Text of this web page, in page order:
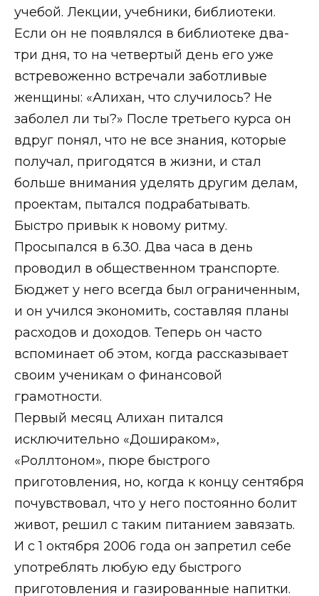
учебой. Лекции, учебники, библиотеки.
Если он не появлялся в библиотеке два-
три дня, то на четвертый день его уже
встревоженно встречали заботливые
женщины: «Алихан, что случилось? Не
заболел ли ты?» После третьего курса он
вдруг понял, что не все знания, которые
получал, пригодятся в жизни, и стал
больше внимания уделять другим делам,
проектам, пытался подрабатывать.
Быстро привык к новому ритму.
Просыпался в 6.30. Два часа в день
проводил в общественном транспорте.
Бюджет у него всегда был ограниченным,
и он учился экономить, составляя планы
расходов и доходов. Теперь он часто
вспоминает об этом, когда рассказывает
своим ученикам о финансовой
грамотности.
Первый месяц Алихан питался
исключительно «Дошираком»,
«Роллтоном», пюре быстрого
приготовления, но, когда к концу сентября
почувствовал, что у него постоянно болит
живот, решил с таким питанием завязать.
И с 1 октября 2006 года он запретил себе
употреблять любую еду быстрого
приготовления и газированные напитки.